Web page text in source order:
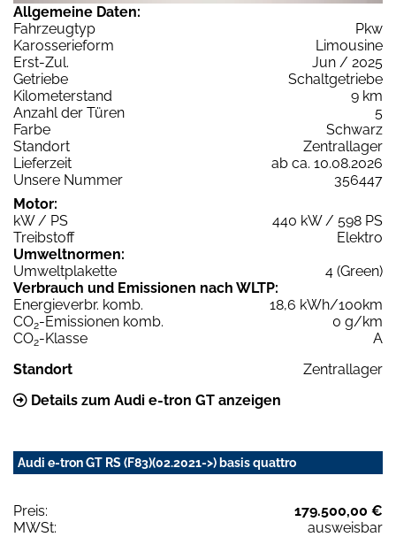
Allgemeine Daten:
Fahrzeugtyp
Pkw
Karosserieform
Limousine
Erst-Zul.
Jun / 2025
Getriebe
Schaltgetriebe
Kilometerstand
9 km
Anzahl der Türen
5
Farbe
Schwarz
Standort
Zentrallager
Lieferzeit
ab ca. 10.08.2026
Unsere Nummer
356447
Motor:
kW / PS
440 kW / 598 PS
Treibstoff
Elektro
Umweltnormen:
Umweltplakette
4 (Green)
Verbrauch und Emissionen nach WLTP:
Energieverbr. komb.
18,6 kWh/100km
CO2-Emissionen komb.
0 g/km
CO2-Klasse
A
Standort
Zentrallager
Details zum Audi e-tron GT anzeigen
Audi e-tron GT RS (F83)(02.2021->) basis quattro
Preis:
179.500,00 €
MWSt:
ausweisbar